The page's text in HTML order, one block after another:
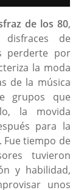
de los 80,
de
perderte por
la moda
de la música
grupos que
la movida
para la
Fue tiempo de
tuvieron
y habilidad,
unos